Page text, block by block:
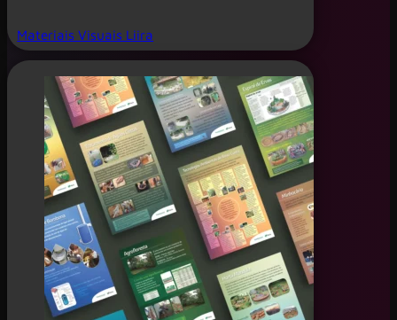
Materiais Visuais Liira